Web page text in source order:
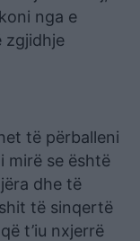
nga e
zgjidhje
të përballeni
mirë se është
dhe të
të sinqertë
t’iu nxjerrë